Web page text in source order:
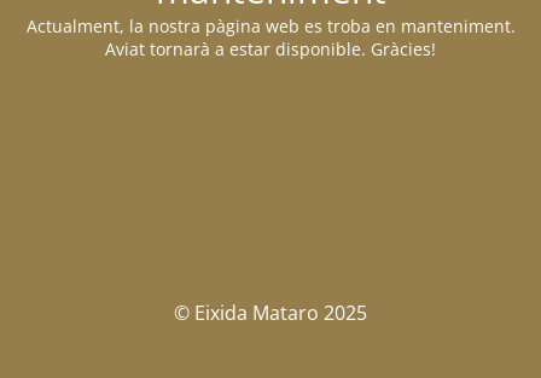
Actualment, la nostra pàgina web es troba en manteniment.
Aviat tornarà a estar disponible. Gràcies!
© Eixida Mataro 2025